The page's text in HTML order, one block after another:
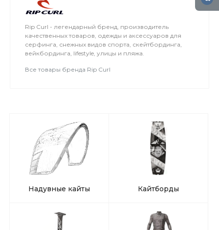
Rip Curl - легендарный бренд, производитель
качественных товаров, одежды и аксессуаров для
серфинга, снежных видов спорта, скейтбординга,
вейкбординга, lifestyle, улицы и пляжа.
Все товары бренда Rip Curl
Надувные кайты Кайтборды